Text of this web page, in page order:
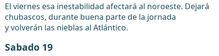
El viernes esa inestabilidad afectará al noroeste. Dejará
chubascos, durante buena parte de la jornada
y volverán las nieblas al Atlántico.
Sabado 19